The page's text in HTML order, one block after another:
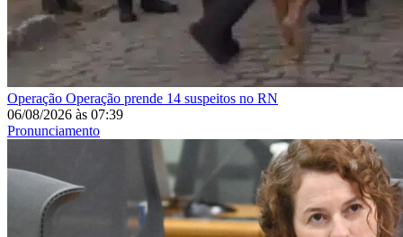
Operação Operação prende 14 suspeitos no RN
06/08/2026 às 07:39
Pronunciamento